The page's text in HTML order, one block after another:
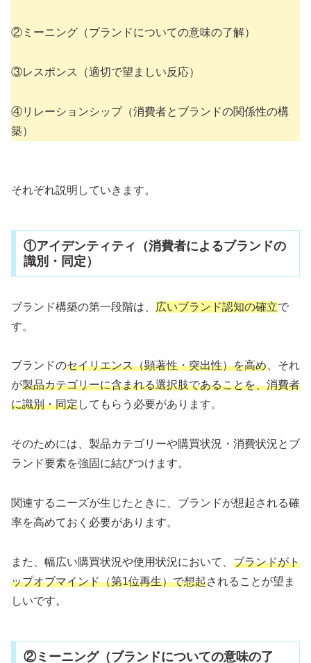
②ミーニング（ブランドについての意味の了解）
③レスポンス（適切で望ましい反応）
④リレーションシップ（消費者とブランドの関係性の構
築）
それぞれ説明していきます。
①アイデンティティ（消費者によるブランドの
識別・同定）
ブランド構築の第一段階は、 広いブランド認知の確立で
す。
ブランドのセイリエンス（顕著性・突出性）を高め 、それ
が製品カテゴリーに含まれる選択肢であることを、消費者
に識別・同定してもらう必要があります。
そのためには、製品カテゴリーや購買状況・消費状況とブ
ランド要素を強固に結びつけます。
関連するニーズが生じたときに、ブランドが想起される確
率を高めておく必要があります。
また、幅広い購買状況や使用状況において、 ブランドがト
ップオブマインド（第1位再生）で想起されることが望ま
しいです。
②ミーニング（ブランドについての意味の了